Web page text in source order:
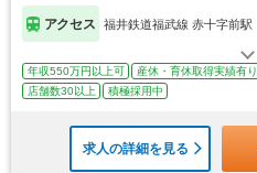
アクセス 福井鉄道福武線 赤十字前駅
年収550万円以上可 産休・育休取得実績有り
店舗数30以上
積極採用中
求人の詳細を見る